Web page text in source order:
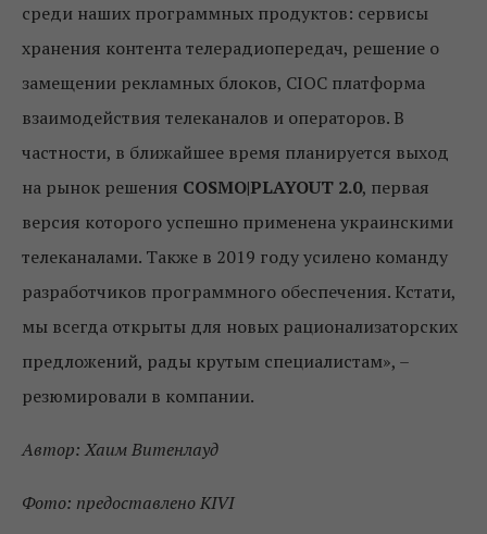
среди наших программных продуктов: сервисы
хранения контента телерадиопередач, решение о
замещении рекламных блоков, CIOC платформа
взаимодействия телеканалов и операторов. В
частности, в ближайшее время планируется выход
на рынок решения COSMO|PLAYOUT 2.0, первая
версия которого успешно применена украинскими
телеканалами. Также в 2019 году усилено команду
разработчиков программного обеспечения. Кстати,
мы всегда открыты для новых рационализаторских
предложений, рады крутым специалистам», –
резюмировали в компании.
Автор: Хаим Витенлауд
Фото: предоставлено KIVI